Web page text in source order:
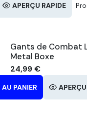
APERÇU RAPIDE
similaires
Gants de Combat
Metal Boxe
24,99€
PANIER